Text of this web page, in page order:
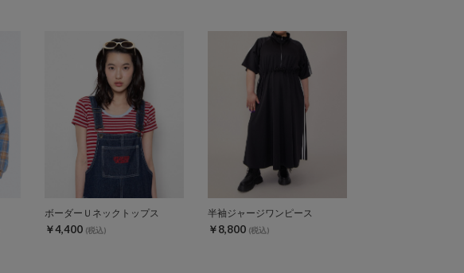
ボーダーＵネックトップス
￥4,400 (税込)
半袖ジャージワンピース
￥8,800 (税込)